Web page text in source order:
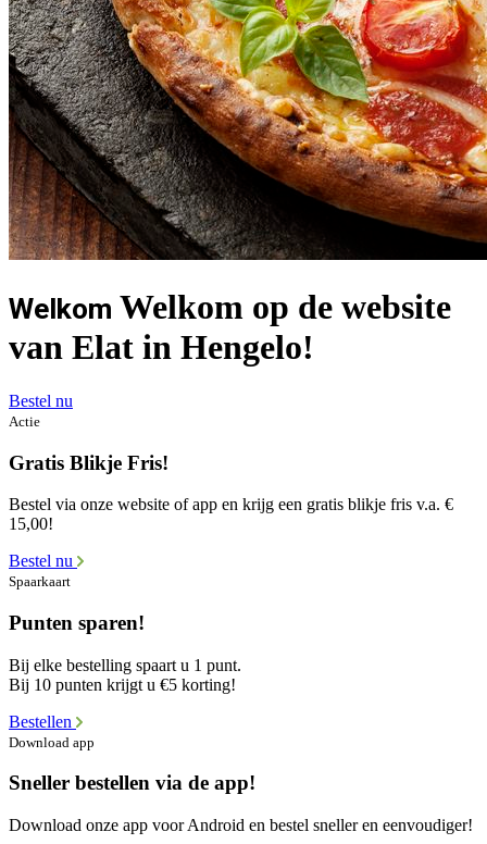
Welkom Welkom op de website
van Elat in Hengelo!
Bestel nu
Actie
Gratis Blikje Fris!
Bestel via onze website of app en krijg een gratis blikje fris v.a. €
15,00!
Bestel nu
Spaarkaart
Punten sparen!
Bij elke bestelling spaart u 1 punt.
Bij 10 punten krijgt u €5 korting!
Bestellen
Download app
Sneller bestellen via de app!
Download onze app voor Android en bestel sneller en eenvoudiger!